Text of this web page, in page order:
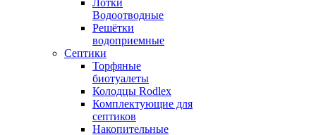
Лотки
Водоотводные
Решётки
водоприемные
Септики
Торфяные
биотуалеты
Колодцы Rodlex
Комплектующие для
септиков
Накопительные